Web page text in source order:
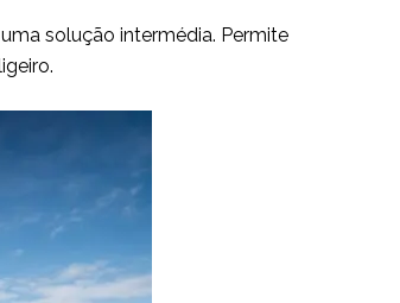
solução intermédia. Permite